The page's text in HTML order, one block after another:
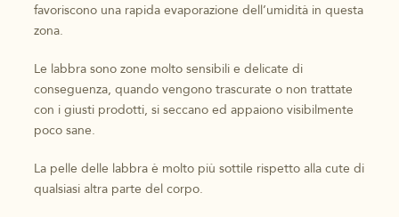
favoriscono una rapida evaporazione dell’umidità in questa
zona.
Le labbra sono zone molto sensibili e delicate di
conseguenza, quando vengono trascurate o non trattate
con i giusti prodotti, si seccano ed appaiono visibilmente
poco sane.
La pelle delle labbra è molto più sottile rispetto alla cute di
qualsiasi altra parte del corpo.